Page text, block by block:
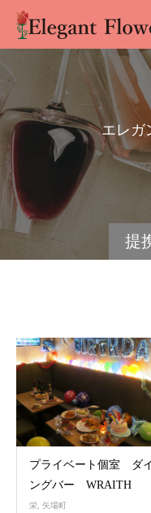
提
エレガン
プライベート個室 ダ
ングバー WRAITH
栄 矢場町